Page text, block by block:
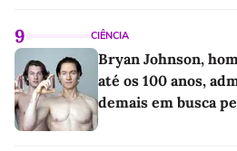
9 CIÊNCIA
Bryan Johnson,
até os 100 anos,
demais em busca